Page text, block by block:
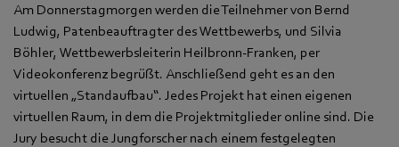
Am Donnerstagmorgen werden die Teilnehmer von Bernd
Ludwig, Patenbeauftragter des Wettbewerbs, und Silvia
Böhler, Wettbewerbsleiterin Heilbronn-Franken, per
Videokonferenz begrüßt. Anschließend geht es an den
virtuellen „Standaufbau“. Jedes Projekt hat einen eigenen
virtuellen Raum, in dem die Projektmitglieder online sind. Die
Jury besucht die Jungforscher nach einem festgelegten